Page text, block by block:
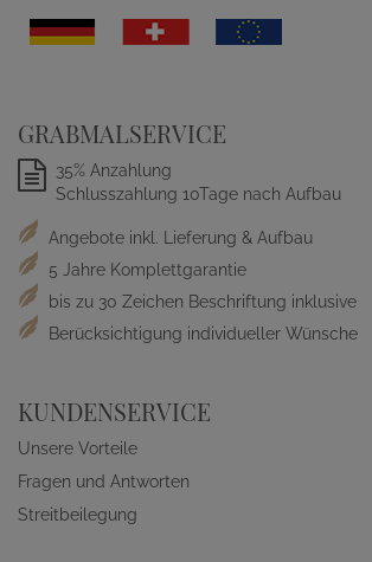
GRABMALSERVICE
35% Anzahlung
Schlusszahlung 10Tage nach Aufbau
Angebote inkl. Lieferung & Aufbau
5 Jahre Komplettgarantie
bis zu 30 Zeichen Beschriftung inklusive
Berücksichtigung individueller Wünsche
KUNDENSERVICE
Unsere Vorteile
Fragen und Antworten
Streitbeilegung